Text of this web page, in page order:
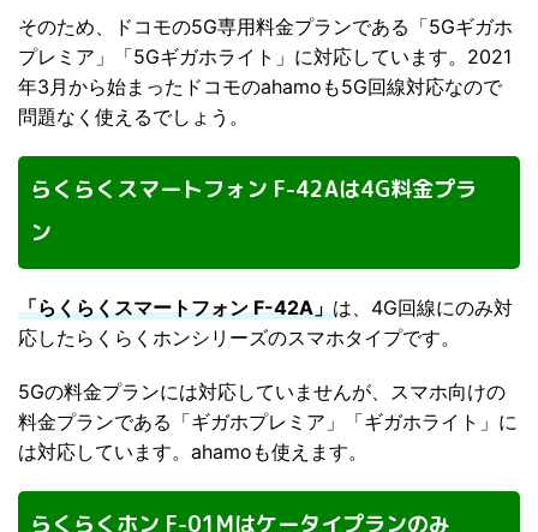
そのため、ドコモの5G専用料金プランである「5Gギガホ
プレミア」「5Gギガホライト」に対応しています。2021
年3月から始まったドコモのahamoも5G回線対応なので
問題なく使えるでしょう。
らくらくスマートフォン F-42Aは4G料金プラ
ン
「らくらくスマートフォン F-42A」は、4G回線にのみ対
応したらくらくホンシリーズのスマホタイプです。
5Gの料金プランには対応していませんが、スマホ向けの
料金プランである「ギガホプレミア」「ギガホライト」に
は対応しています。ahamoも使えます。
らくらくホン F-01Mはケータイプランのみ